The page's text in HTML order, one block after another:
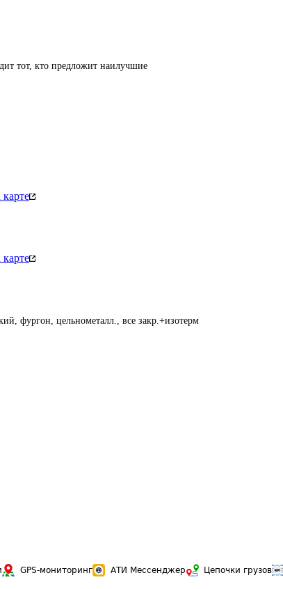
тот, кто предложит наилучшие
фургон, цельнометалл., все закр.+изотерм
GPS-мониторинг АТИ Мессенджер Цепочки грузов